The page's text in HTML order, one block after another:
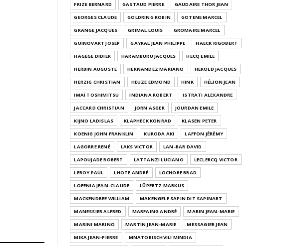
FRIZE BERNARD
GASTAUD PIERRE
GAUDAIRE THOR JEAN
GEORGES CLAUDE
GOLDRING ROBIN
GOTENE MARCEL
GRANGE JACQUES
GRIMAL LOUIS
GROMAIRE MARCEL
GUINOVART JOSEP
GAYRAL JEAN PHILIPPE
HAECK RIGOBERT
HAGEGE DIDIER
HARAMBURU JACQUES
HECQ EMILE
HERBIN AUGUSTE
HERNANDEZ MARIANO
HEROLD JACQUES
HERZIG CHRISTIAN
HEUZE EDMOND HINK
HÉLION JEAN
IMAÏ TOSHIMITSU
INDIANA ROBERT
ISTRATI ALEXANDRE
JACCARD CHRISTIAN
JORN ASGER
JOURDAN EMILE
KIJNO LADISLAS
KLAPHECK KONRAD
KLASEN PETER
KOENIG JOHN FRANKLIN
KURODA AKI
LAFFON JÉRÉMY
LAGORRE RENÉ
LAKS VICTOR
LAN-BAR DAVID
LAPOUJADE ROBERT
LATTANZI LUCIANO
LECLERCQ VICTOR
LEROY PAUL
LHOTE ANDRÉ
LOCHORE BRAD
LOFENIA JEAN-CLAUDE
LÜPERTZ MARKUS
MACKENDREE WILLIAM
MAKENGELE SAPIN DIT SAPINART
MANESSIER ALFRED
MARFAING ANDRÉ
MARIN JEAN-MARIE
MARINI MARINO
MARTIN JEAN-MARIE
MESSAGIER JEAN
MIKA JEAN-PIERRE
MNATOBISCHVILI MINDIA